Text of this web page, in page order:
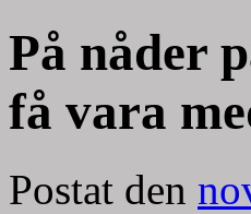
På nåder
få vara
Postat den